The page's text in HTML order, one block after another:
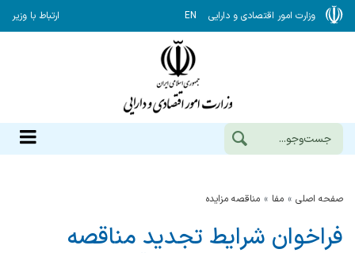
وزارت امور اقتصادی و دارایی EN ارتباط با وزیر
صفحه اصلی مفا مناقصه مزایده
فراخوان شرایط تجدید مناقصه